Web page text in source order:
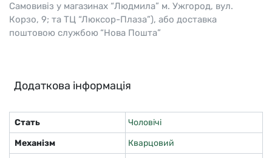
Самовивіз у магазинах “Людмила” м. Ужгород, вул.
Корзо, 9; та ТЦ “Люксор-Плаза”), або доставка
поштовою службою “Нова Пошта”
Додаткова інформація
Стать
Чоловічі
Механізм
Кварцовий